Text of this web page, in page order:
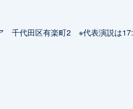
千代田区有楽町2 ※代表演説は